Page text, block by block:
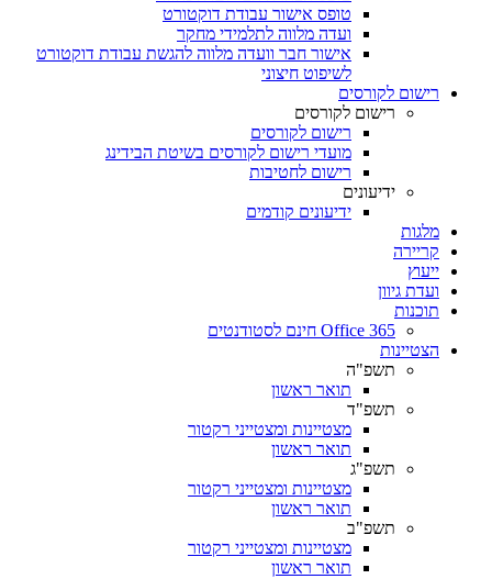
טופס אישור עבודת דוקטורט
ועדה מלווה לתלמידי מחקר
אישור חבר וועדה מלווה להגשת עבודת דוקטורט
לשיפוט חיצוני
רישום לקורסים
רישום לקורסים
רישום לקורסים
מועדי רישום לקורסים בשיטת הבידינג
רישום לחטיבות
ידיעונים
ידיעונים קודמים
מלגות
קריירה
ייעוץ
ועדת גיוון
תוכנות
Office 365 חינם לסטודנטים
הצטיינות
תשפ"ה
תואר ראשון
תשפ"ד
מצטיינות ומצטייני רקטור
תואר ראשון
תשפ"ג
מצטיינות ומצטייני רקטור
תואר ראשון
תשפ"ב
מצטיינות ומצטייני רקטור
תואר ראשון